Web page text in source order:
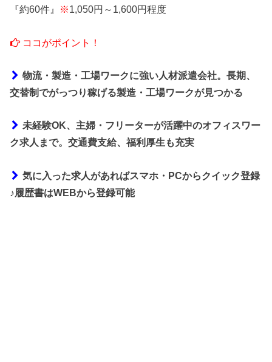
『約60件』 ※1,050円～1,600円程度
ココがポイント！
物流・製造・工場ワークに強い人材派遣会社。長期、
交替制でがっつり稼げる製造・工場ワークが見つかる
未経験OK、主婦・フリーターが活躍中のオフィスワー
ク求人まで。交通費支給、福利厚生も充実
気に入った求人があればスマホ・PCからクイック登録
♪履歴書はWEBから登録可能